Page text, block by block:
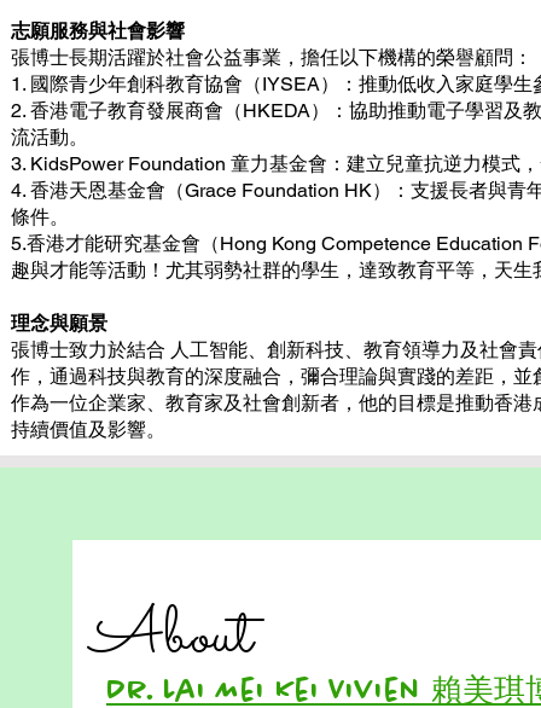
志願服務與社會影響
張博士長期活躍於社會公益事業，擔任以下機構的榮譽顧問：
1. 國際青少年創科教育協會（IYSEA）：推動低收入家庭學
2. 香港電子教育發展商會（HKEDA）：協助推動電子學習及
流活動。
3. KidsPower Foundation 童力基金會：建立兒童抗逆力模
4. 香港天恩基金會（Grace Foundation HK）：支援長者與
條件。
5.香港才能研究基金會（Hong Kong Competence Education
趣與才能等活動！尤其弱勢社群的學生，達致教育平等，天生
理念與願景
張博士致力於結合 人工智能、創新科技、教育領導力及社會
作，通過科技與教育的深度融合，彌合理論與實踐的差距，
作為一位企業家、教育家及社會創新者，他的目標是推動香
持續價值及影響。
About
Dr. Lai Mei Kei Vivien 賴美琪